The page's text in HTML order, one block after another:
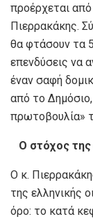
προέρχεται από
Πιερρακάκης.
θα φτάσουν τα
επενδύσεις να
έναν σαφή
από το
πρωτοβουλία»
Ο στόχος της
Ο κ.
της ελληνικής
όρο: το κατά